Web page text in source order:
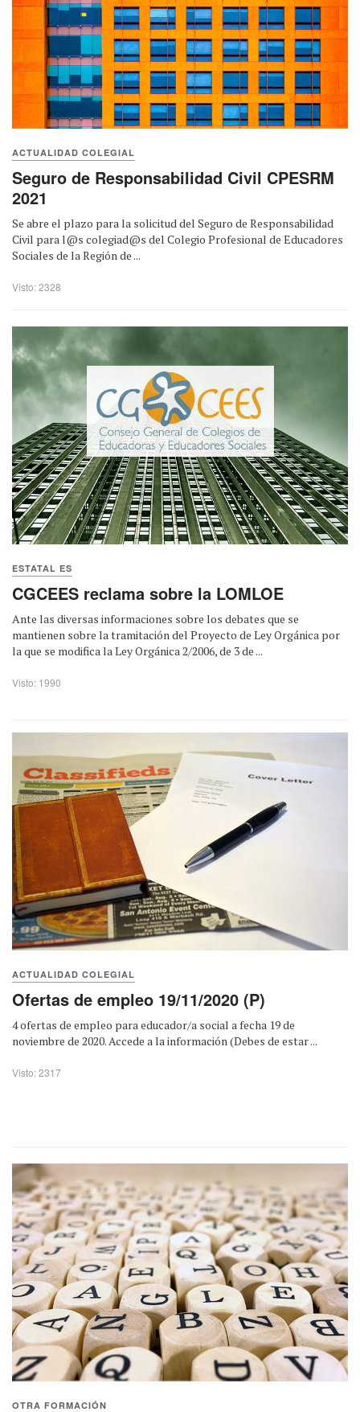
ACTUALIDAD COLEGIAL
Seguro de Responsabilidad Civil CPESRM
2021
Se abre el plazo para la solicitud del Seguro de Responsabilidad
Civil para l@s colegiad@s del Colegio Profesional de Educadores
Sociales de la Región de ...
Visto: 2328
ESTATAL ES
CGCEES reclama sobre la LOMLOE
Ante las diversas informaciones sobre los debates que se
mantienen sobre la tramitación del Proyecto de Ley Orgánica por
la que se modifica la Ley Orgánica 2/2006, de 3 de ...
Visto: 1990
ACTUALIDAD COLEGIAL
Ofertas de empleo 19/11/2020 (P)
4 ofertas de empleo para educador/a social a fecha 19 de
noviembre de 2020. Accede a la información (Debes de estar ...
Visto: 2317
OTRA FORMACIÓN